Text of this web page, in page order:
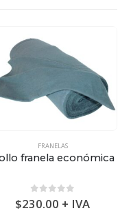
FRANELAS
franela económica
0 out of 5
$230.00 + IVA